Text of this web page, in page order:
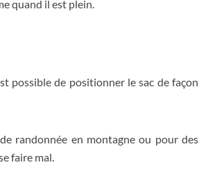
quand il est plein.
possible de positionner le sac de façon
randonnée en montagne ou pour des
faire mal.